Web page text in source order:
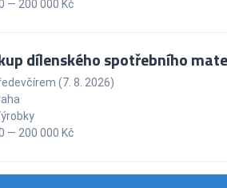
— 200 000 Kč
dílenského spotřebního
(7. 8. 2026)
— 200 000 Kč